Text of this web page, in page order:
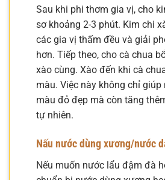
Sau khi phi thơm gia vị, cho
sơ khoảng 2-3 phút. Kim chi
các gia vị thấm đều và giải
hơn. Tiếp theo, cho cà chua
xào cùng. Xào đến khi cà
màu. Việc này không chỉ
màu đỏ đẹp mà còn tăng
tự nhiên.
Nấu nước dùng xương/nước
Nếu muốn nước lẩu đậm đà